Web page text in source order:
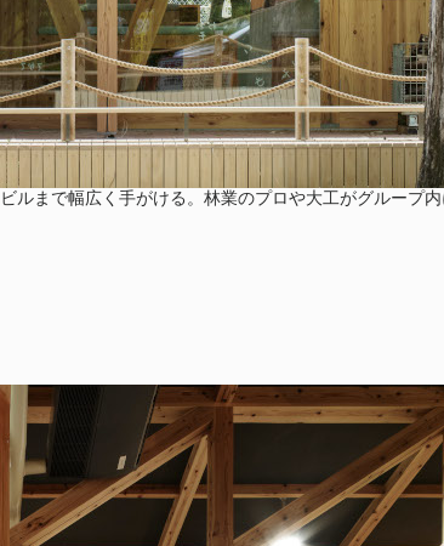
まで幅広く手がける。林業のプロや大工がグループ